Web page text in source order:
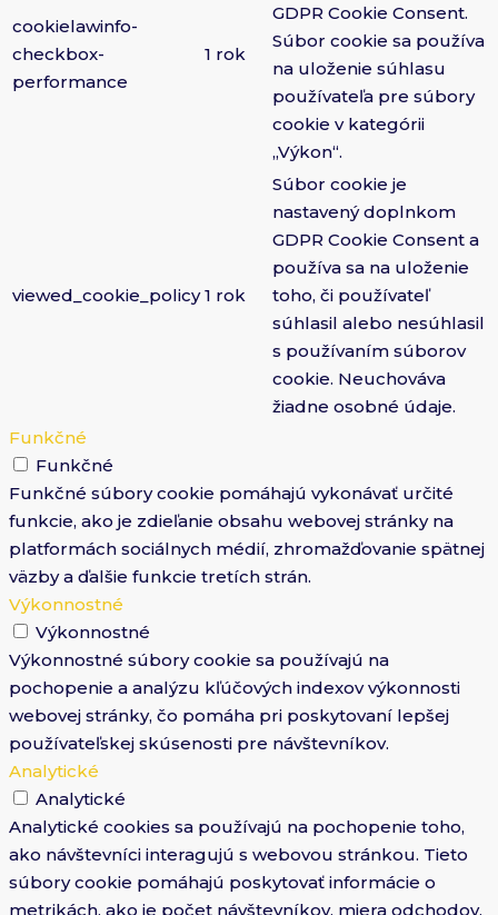
cookielawinfo-
checkbox-
performance
1 rok
GDPR Cookie Consent.
Súbor cookie sa používa
na uloženie súhlasu
používateľa pre súbory
cookie v kategórii
„Výkon“.
viewed_cookie_policy 1 rok
Súbor cookie je
nastavený doplnkom
GDPR Cookie Consent a
používa sa na uloženie
toho, či používateľ
súhlasil alebo nesúhlasil
s používaním súborov
cookie. Neuchováva
žiadne osobné údaje.
Funkčné
Funkčné
Funkčné súbory cookie pomáhajú vykonávať určité
funkcie, ako je zdieľanie obsahu webovej stránky na
platformách sociálnych médií, zhromažďovanie spätnej
väzby a ďalšie funkcie tretích strán.
Výkonnostné
Výkonnostné
Výkonnostné súbory cookie sa používajú na
pochopenie a analýzu kľúčových indexov výkonnosti
webovej stránky, čo pomáha pri poskytovaní lepšej
používateľskej skúsenosti pre návštevníkov.
Analytické
Analytické
Analytické cookies sa používajú na pochopenie toho,
ako návštevníci interagujú s webovou stránkou. Tieto
súbory cookie pomáhajú poskytovať informácie o
metrikách, ako je počet návštevníkov, miera odchodov,